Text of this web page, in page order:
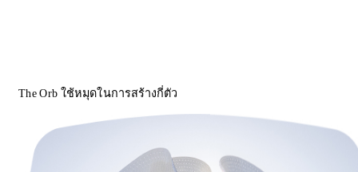
The Orb ใช้หมุดในการสร้างกี่ตัว